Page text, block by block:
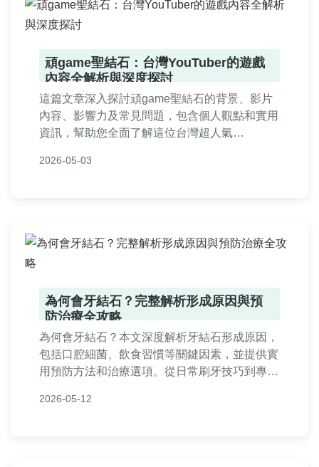
頑game聖結石：台灣YouTuber的遊戲
內容全解析與深度探討
這篇文章深入探討頑game聖結石的背景、影片
內容、影響力及常見問題，包含個人觀點和實用
資訊，幫助您全面了解這位台灣超人氣
分析，提供豐富的細節和評價，滿足所有粉絲和
2026-05-03
為何會牙結石？完整解析形成原因與預
防治療全攻略
為何會牙結石？本文深度解析牙結石形成原因，
包括口腔細菌、飲食習慣等關鍵因素，並提供實
用預防方法和治療選項。從日常刷牙技巧到專業
腔健康。內容涵蓋常見問答，滿足所有潛在需
2026-05-12